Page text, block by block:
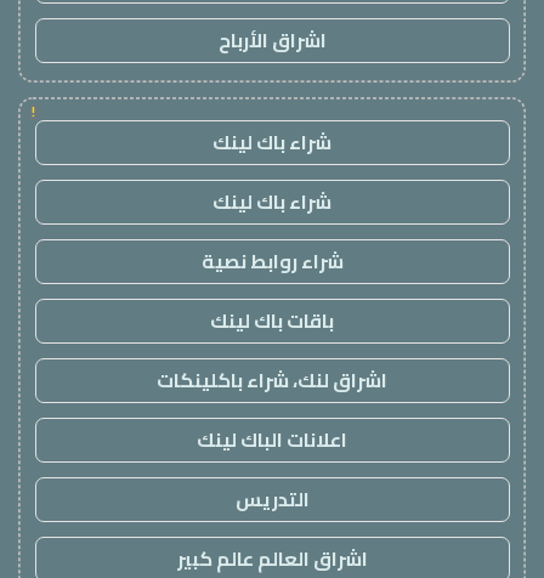
اشراق الأرباح
!
شراء باك لينك
شراء باك لينك
شراء روابط نصية
باقات باك لينك
اشراق لنك، شراء باكلينكات
اعلانات الباك لينك
التدريس
اشراق العالم عالم كبير